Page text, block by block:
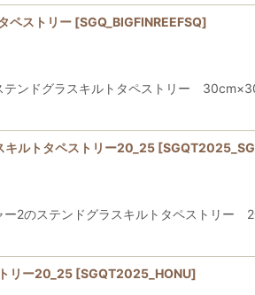
ペストリー [SGQ_BIGFINREEFSQ]
ンドグラスキルトタペストリー
キルトタペストリー20_25 [
2のステンドグラスキルトタペストリー
リー20_25 [SGQT2025_HONU]